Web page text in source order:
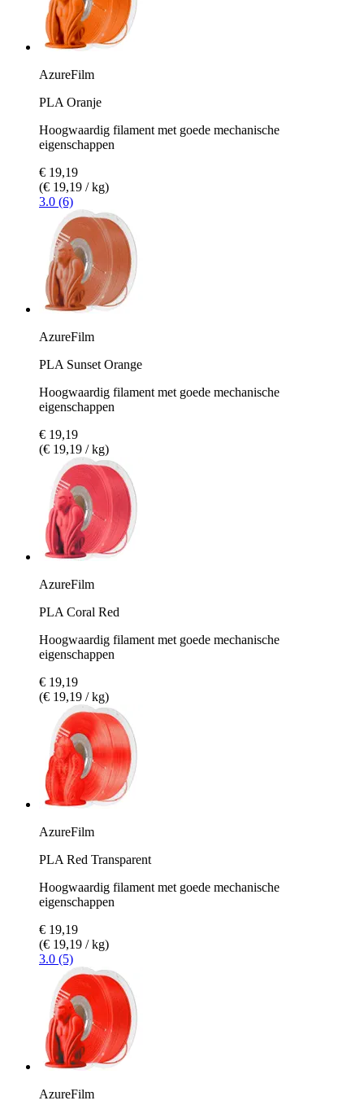
AzureFilm
PLA Oranje
Hoogwaardig filament met goede mechanische
eigenschappen
€ 19,19
(€ 19,19 / kg)
3.0 (6)
AzureFilm
PLA Sunset Orange
Hoogwaardig filament met goede mechanische
eigenschappen
€ 19,19
(€ 19,19 / kg)
AzureFilm
PLA Coral Red
Hoogwaardig filament met goede mechanische
eigenschappen
€ 19,19
(€ 19,19 / kg)
AzureFilm
PLA Red Transparent
Hoogwaardig filament met goede mechanische
eigenschappen
€ 19,19
(€ 19,19 / kg)
3.0 (5)
AzureFilm